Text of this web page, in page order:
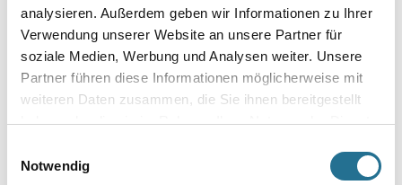
analysieren. Außerdem geben wir Informationen zu Ihrer
Verwendung unserer Website an unsere Partner für
soziale Medien, Werbung und Analysen weiter. Unsere
Partner führen diese Informationen möglicherweise mit
weiteren Daten zusammen, die Sie ihnen bereitgestellt
haben oder die sie im Rahmen Ihrer Nutzung der Dienste
Notwendig
Gebinde
Umrechnungsfaktoren